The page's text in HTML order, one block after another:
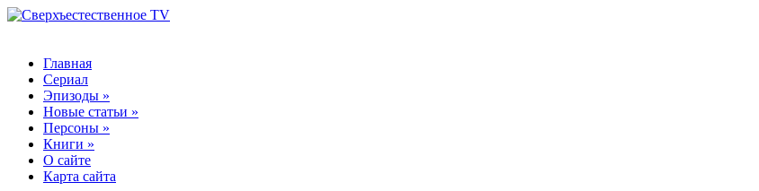
Главная
Сериал
Эпизоды »
Новые статьи »
Персоны »
Книги »
О сайте
Карта сайта